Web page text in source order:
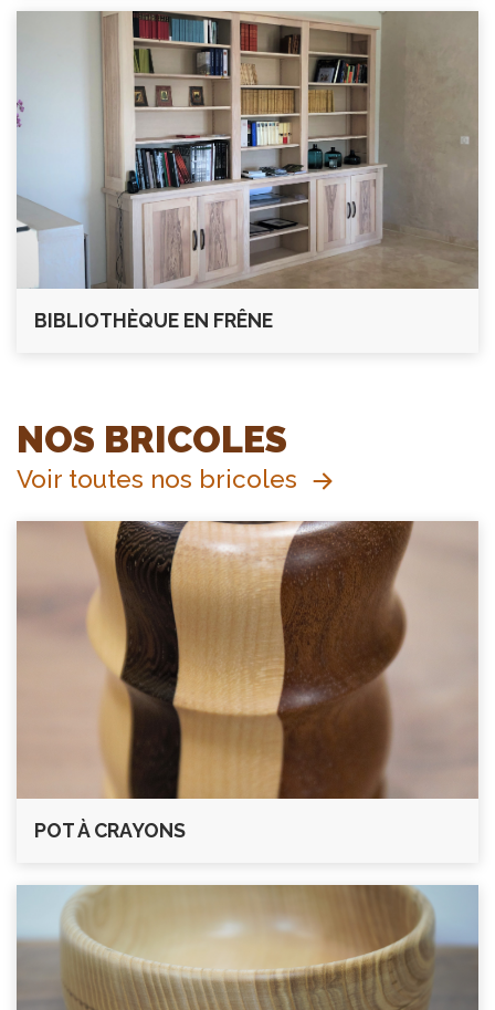
BIBLIOTHÈQUE EN FRÊNE
NOS BRICOLES
Voir toutes nos bricoles
POT À CRAYONS